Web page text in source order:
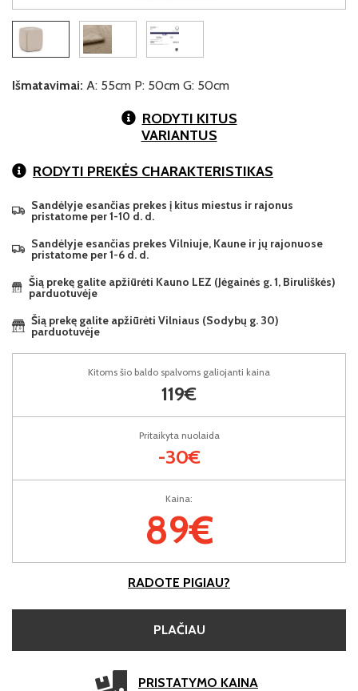
Išmatavimai: A: 55cm P: 50cm G: 50cm
RODYTI KITUS
VARIANTUS
RODYTI PREKĖS CHARAKTERISTIKAS
Sandėlyje esančias prekes į kitus miestus ir rajonus
pristatome per 1-10 d. d.
Sandėlyje esančias prekes Vilniuje, Kaune ir jų rajonuose
pristatome per 1-6 d. d.
Šią prekę galite apžiūrėti Kauno LEZ (Jėgainės g. 1, Biruliškės)
parduotuvėje
Šią prekę galite apžiūrėti Vilniaus (Sodybų g. 30)
parduotuvėje
Kaina:
89€
Kitoms šio baldo spalvoms galiojanti kaina
119€
Pritaikyta nuolaida
-30€
RADOTE PIGIAU?
PLAČIAU
PRISTATYMO KAINA